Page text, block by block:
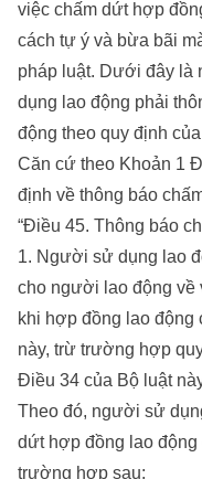
việc chấm dứt hợp
cách tự ý và bừa bãi
pháp luật. Dưới đây
dụng lao động phải
động theo quy định
Căn cứ theo Khoản 1
định về thông báo
“Điều 45. Thông báo
1. Người sử dụng lao
cho người lao động về
khi hợp đồng lao động
này, trừ trường hợp
Điều 34 của Bộ luật
Theo đó, người sử
dứt hợp đồng lao
trường hợp sau: